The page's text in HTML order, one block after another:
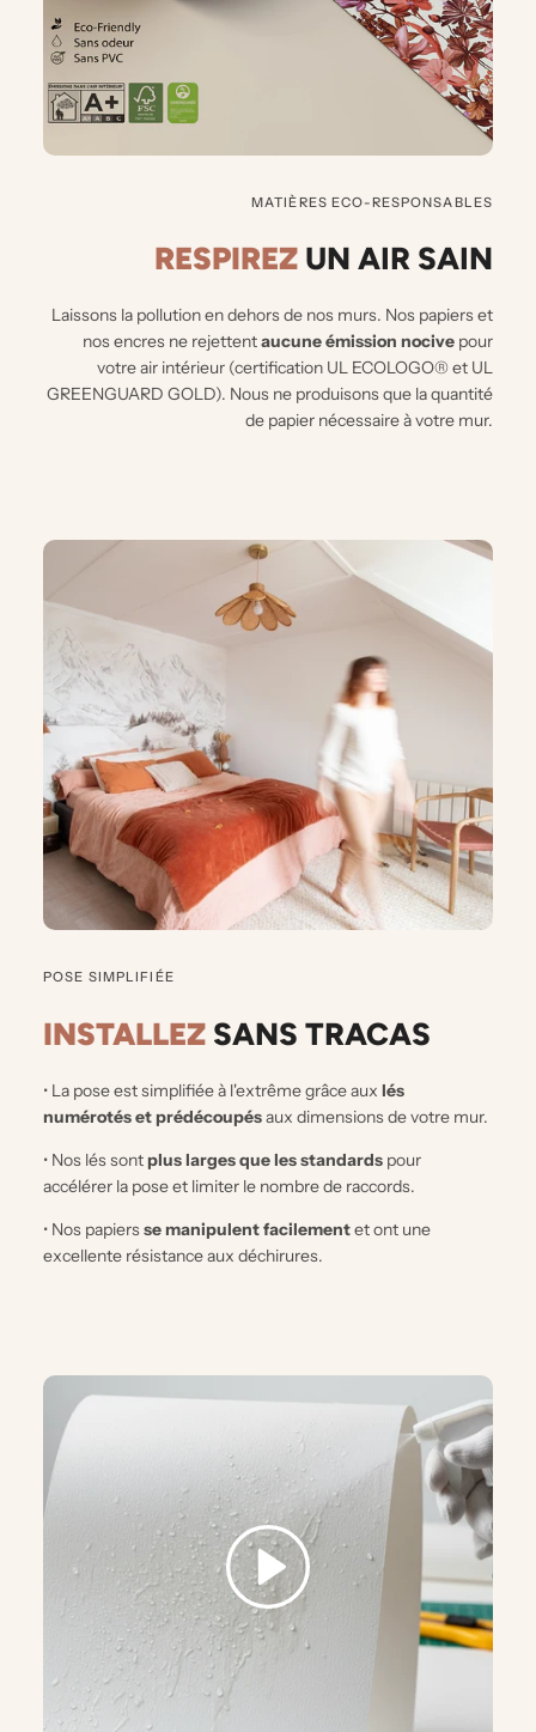
MATIÈRES ECO-RESPONSABLES
RESPIREZ UN AIR SAIN
Laissons la pollution en dehors de nos murs. Nos papiers et
nos encres ne rejettentaucune émission nocive pour
votre air intérieur (certification UL ECOLOGO® et UL
GREENGUARD GOLD). Nous ne produisons que la quantité
de papier nécessaire à votre mur.
POSE SIMPLIFIÉE
INSTALLEZ SANS TRACAS
• La pose est simplifiée à l'extrême grâce aux lés
numérotés et prédécoupésaux dimensions de votre mur.
• Nos lés sontplus larges que les standards pour
accélérer la pose et limiter le nombre de raccords.
• Nos papiersse manipulent facilementet ont une
excellente résistance aux déchirures.